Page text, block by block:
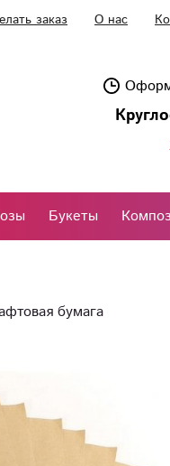
заказ О нас
Букеты
бумага